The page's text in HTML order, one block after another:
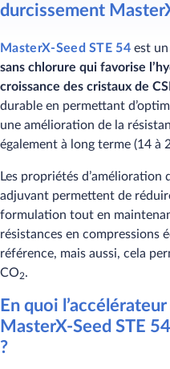
durcissement
MasterX-Seed STE 54​ est
sans chlorure qui favorise
croissance des cristaux de
durable en permettant
une amélioration de la
également à long terme (14 à
Les propriétés
adjuvant permettent de
formulation tout en
résistances en compressions
référence, mais aussi,​ cela
CO2.
En quoi
MasterX-Seed STE
?